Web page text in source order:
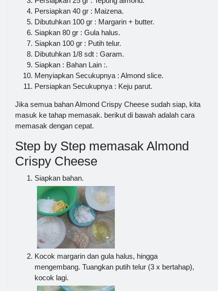
Persiapkan 40 gr : Maizena.
Dibutuhkan 100 gr : Margarin + butter.
Siapkan 80 gr : Gula halus.
Siapkan 100 gr : Putih telur.
Dibutuhkan 1/8 sdt : Garam.
Siapkan : Bahan Lain :.
Menyiapkan Secukupnya : Almond slice.
Persiapkan Secukupnya : Keju parut.
Jika semua bahan Almond Crispy Cheese sudah siap, kita
masuk ke tahap memasak. berikut di bawah adalah cara
memasak dengan cepat.
Step by Step memasak Almond
Crispy Cheese
Siapkan bahan.
Kocok margarin dan gula halus, hingga
mengembang. Tuangkan putih telur (3 x bertahap),
kocok lagi.